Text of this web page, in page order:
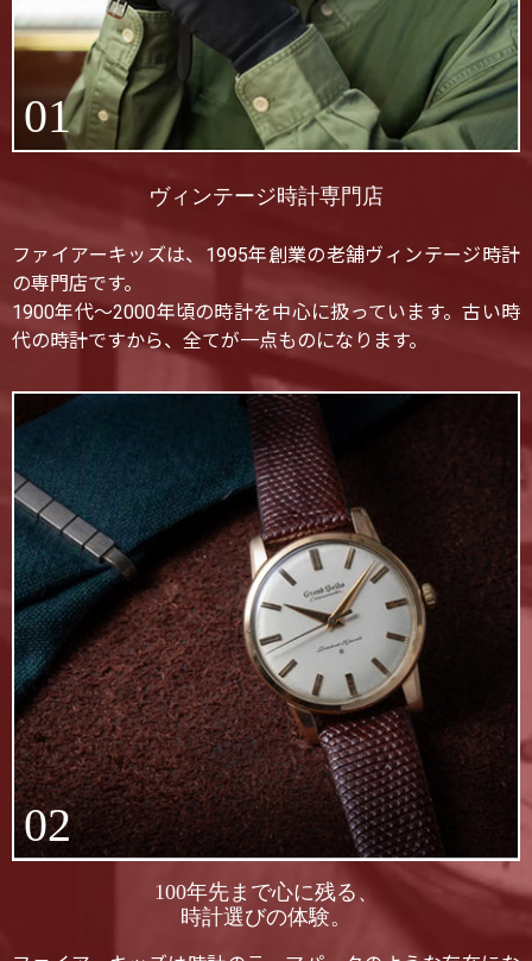
01
ヴィンテージ時計専門店
ファイアーキッズは、1995年創業の老舗ヴィンテージ時計
の専門店です。
1900年代〜2000年頃の時計を中心に扱っています。古い時
代の時計ですから、全てが一点ものになります。
02
100年先まで心に残る、
時計選びの体験。